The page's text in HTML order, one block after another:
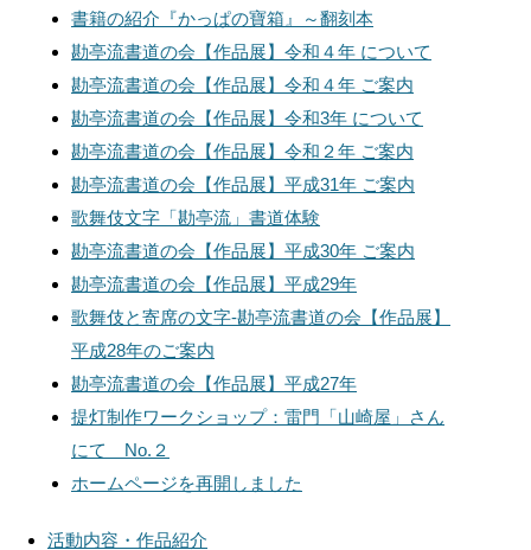
書籍の紹介『かっぱの寶箱』～翻刻本
勘亭流書道の会【作品展】令和４年 について
勘亭流書道の会【作品展】令和４年 ご案内
勘亭流書道の会【作品展】令和3年 について
勘亭流書道の会【作品展】令和２年 ご案内
勘亭流書道の会【作品展】平成31年 ご案内
歌舞伎文字「勘亭流」書道体験
勘亭流書道の会【作品展】平成30年 ご案内
勘亭流書道の会【作品展】平成29年
歌舞伎と寄席の文字-勘亭流書道の会【作品展】
平成28年のご案内
勘亭流書道の会【作品展】平成27年
提灯制作ワークショップ：雷門「山崎屋」さん
にて No.２
ホームページを再開しました
活動内容・作品紹介